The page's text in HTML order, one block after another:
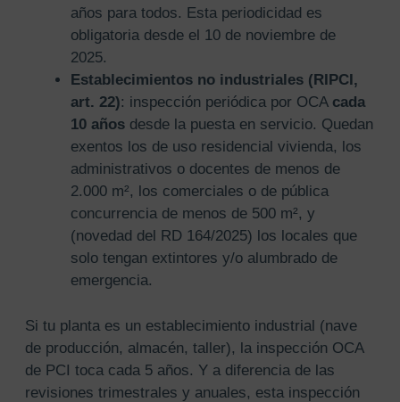
años para todos. Esta periodicidad es
obligatoria desde el 10 de noviembre de
2025.
Establecimientos no industriales (RIPCI,
art. 22): inspección periódica por OCA cada
10 añosdesde la puesta en servicio. Quedan
exentos los de uso residencial vivienda, los
administrativos o docentes de menos de
2.000 m², los comerciales o de pública
concurrencia de menos de 500 m², y
(novedad del RD 164/2025) los locales que
solo tengan extintores y/o alumbrado de
emergencia.
Si tu planta es un establecimiento industrial (nave
de producción, almacén, taller), la inspección OCA
de PCI toca cada 5 años. Y a diferencia de las
revisiones trimestrales y anuales, esta inspección